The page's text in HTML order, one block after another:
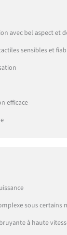
avec bel aspect et
sensibles et
efficace
sous certains
à haute